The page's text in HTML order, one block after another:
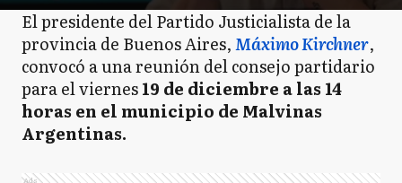
El presidente del Partido Justicialista de la
provincia de Buenos Aires,Máximo Kirchner,
convocó a una reunión del consejo partidario
para el viernes19 de diciembre a las 14
horas en el municipio de Malvinas
Argentinas.
Ads